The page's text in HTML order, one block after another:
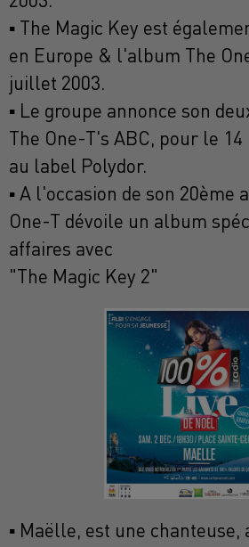
▪ The Magic Key est
en Europe & l'album The
juillet 2003.
▪ Le groupe annonce son
The One-T's ABC, pour le
au label Polydor.
▪ A l'occasion de son 20ème
One-T dévoile un album
affaires avec
"The Magic Key 2"
▪ Maëlle, est une chanteuse,